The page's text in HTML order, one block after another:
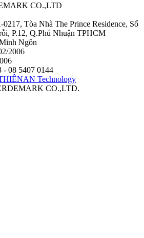
CO.,LTD
Tòa Nhà The Prince Residence, Số
P.12, Q.Phú Nhuận TPHCM
Ngôn
2006
- 08 5407 0144
Technology
CO.,LTD.